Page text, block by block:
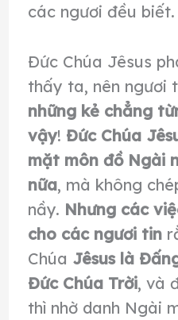
các ngươi đều biết.
Ðức Chúa Jêsus
thấy ta, nên ngươi
những kẻ chẳng
vậy! Ðức Chúa
mặt môn đồ Ngài
nữa, mà không
nầy. Nhưng các
cho các ngươi tin
Chúa Jêsus là
Ðức Chúa Trời, và
thì nhờ danh Ngài